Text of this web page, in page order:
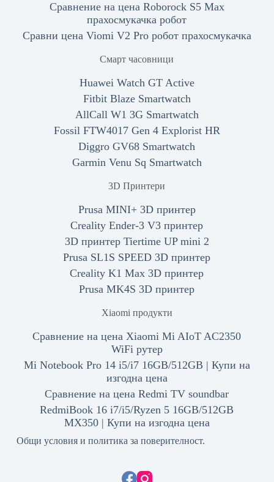
Сравнение на цена Roborock S5 Max
прахосмукачка робот
Сравни цена Viomi V2 Pro робот прахосмукачка
Смарт часовници
Huawei Watch GT Active
Fitbit Blaze Smartwatch
AllCall W1 3G Smartwatch
Fossil FTW4017 Gen 4 Explorist HR
Diggro GV68 Smartwatch
Garmin Venu Sq Smartwatch
3D Принтери
Prusa MINI+ 3D принтер
Creality Ender-3 V3 принтер
3D принтер Tiertime UP mini 2
Prusa SL1S SPEED 3D принтер
Creality K1 Max 3D принтер
Prusa MK4S 3D принтер
Xiaomi продукти
Сравнение на цена Xiaomi Mi AIoT AC2350
WiFi рутер
Mi Notebook Pro 14 i5/i7 16GB/512GB | Купи на
изгодна цена
Сравнение на цена Redmi TV soundbar
RedmiBook 16 i7/i5/Ryzen 5 16GB/512GB
MX350 | Купи на изгодна цена
Общи условия и политика за поверителност.